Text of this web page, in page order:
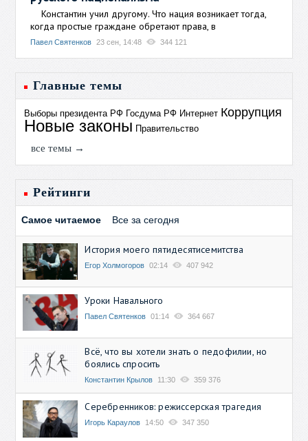
Константин учил другому. Что нация возникает тогда,
когда простые граждане обретают права, в
Павел Святенков 23 сен, 14:48 344 121
Главные темы
Выборы президента РФ Госдума РФ Интернет Коррупция
Новые законы Правительство
все темы →
Рейтинги
Самое читаемое Все за сегодня
История моего пятидесятисемитства
Егор Холмогоров 02:14 407 942
Уроки Навального
Павел Святенков 01:14 364 667
Всё, что вы хотели знать о педофилии, но
боялись спросить
Константин Крылов 11:30 359 376
Серебренников: режиссерская трагедия
Игорь Караулов 14:50 347 350